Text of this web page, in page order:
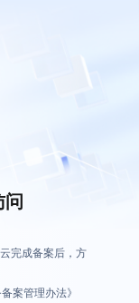
问
完成备案后，方
案管理办法》